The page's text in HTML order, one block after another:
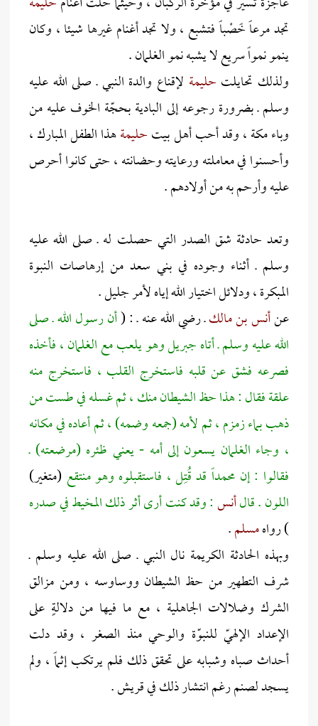
تجد مرعاً خًصْباً فتشبع ، ولا تجد أغنام غيرها شيئا ، وكان
ينمو نمواً سريع لا يشبه نمو الغلمان .
ولذلك تحايلت حليمة لإقناع والدة النبي ـ صلى الله عليه
وسلم ـ بضرورة رجوعه إلى البادية بحجّة الخوف عليه من
وباء مكة ، وقد أحب أهل بيتحليمةهذا الطفل المبارك ،
وأحسنوا في معاملته ورعايته وحضانته ، حتى كانوا أحرص
عليه وأرحم به من أولادهم .
وتعد حادثة شق الصدر التي حصلت له ـ صلى الله عليه
وسلم ـ أثناء وجوده في بني سعد من إرهاصات النبوة
المبكرة ، ودلائل اختيار الله إياه لأمر جليل .
عنأنس بن مالكـ رضي الله عنه ـ : (أن رسول الله ـ صلى
الله عليه وسلم ـ أتاه جبريل وهو يلعب مع الغلمان ، فأخذه
فصرعه فشق عن قلبه فاستخرج القلب ، فاستخرج منه
علقة فقال : هذا حظ الشيطان منك ، ثم غسله في طست من
ذهب بماء زمزم ، ثم لأمه (جمعه وضمه) ، ثم أعاده في مكانه
، وجاء الغلمان يسعون إلى أمه - يعني ظئره (مرضعته) ـ
فقالوا : إن محمداً قد قُتِل ، فاستقبلوه وهو منتقع (متغير)
اللون . قالأنس: وقد كنت أرى أثر ذلك المخيط في صدره
) رواهمسلم.
وبهذه الحادثة الكريمة نال النبي ـ صلى الله عليه وسلم ـ
شرف التطهير من حظ الشيطان ووساوسه ، ومن مزالق
الشرك وضلالات الجاهلية ، مع ما فيها من دلالةٍ على
الإعداد الإلهيّ للنبوّة والوحي منذ الصغر ، وقد دلت
أحداث صباه وشبابه على تحقق ذلك فلم يرتكب إثماً ، ولم
يسجد لصنم رغم انتشار ذلك في قريش .